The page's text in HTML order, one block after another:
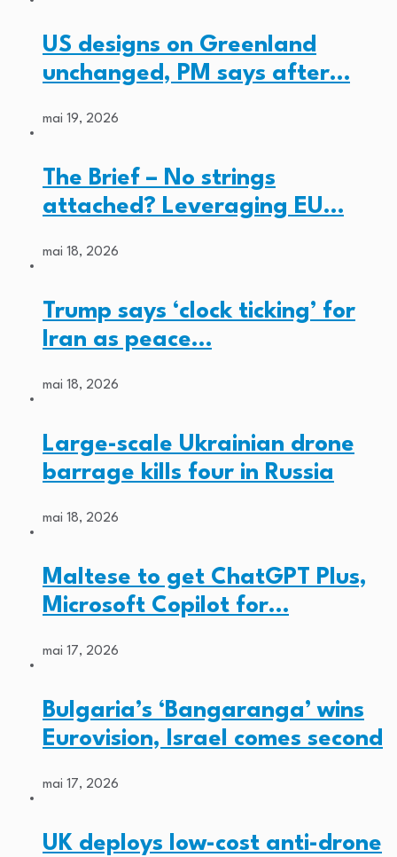
US designs on Greenland
unchanged, PM says after…
mai 19, 2026
The Brief – No strings
attached? Leveraging EU…
mai 18, 2026
Trump says ‘clock ticking’ for
Iran as peace…
mai 18, 2026
Large-scale Ukrainian drone
barrage kills four in Russia
mai 18, 2026
Maltese to get ChatGPT Plus,
Microsoft Copilot for…
mai 17, 2026
Bulgaria’s ‘Bangaranga’ wins
Eurovision, Israel comes second
mai 17, 2026
UK deploys low-cost anti-drone